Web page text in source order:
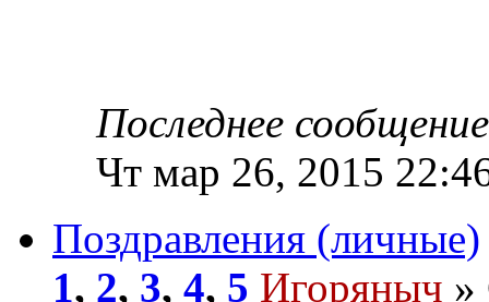
Последнее
Чт мар 26, 2015
Поздравления (личные)
1, 2, 3, 4, 5 Игоряныч »